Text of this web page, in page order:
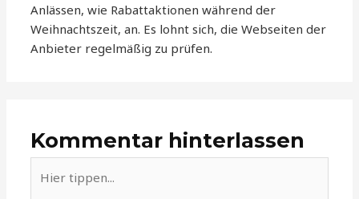
Anlässen, wie Rabattaktionen während der
Weihnachtszeit, an. Es lohnt sich, die Webseiten der
Anbieter regelmäßig zu prüfen.
Kommentar hinterlassen
tippen...